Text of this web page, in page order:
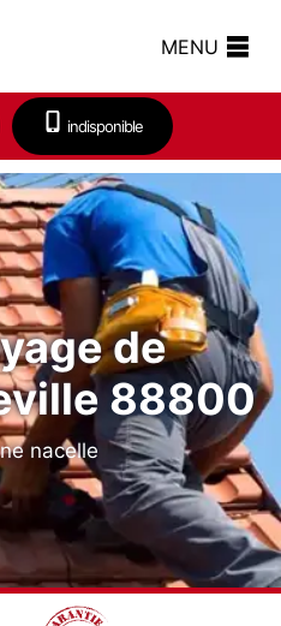
MENU
indisponible
de
88800
nacelle